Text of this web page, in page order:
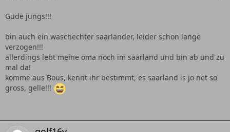
Gude jungs!!!
bin auch ein waschechter saarländer, leider schon lange
verzogen!!!
allerdings lebt meine oma noch im saarland und bin ab und zu
mal da!
komme aus Bous, kennt ihr bestimmt, es saarland is jo net so
gross, gelle!!!